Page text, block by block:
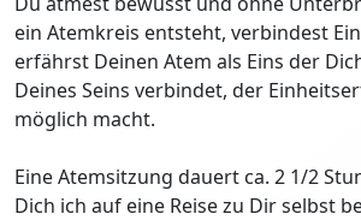
ein Atemkreis entsteht, verbindest
erfährst Deinen Atem als Eins der
Deines Seins verbindet, der
möglich macht.
Eine Atemsitzung dauert ca. 2 1/2
Dich ich auf eine Reise zu Dir selbst